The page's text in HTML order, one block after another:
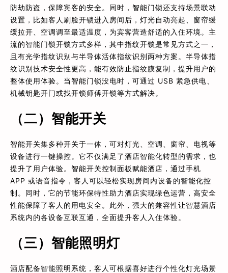
防劫防盗，保障宾客的安全。同时，智能门锁还支持场景联动
设置，比如客人刷脸开锁进入房间后，灯光自动亮起、窗帘缓
缓拉开、空调调至最适温度，为宾客营造舒适的入住环境。主
流的智能门锁开锁方式多样，其中指纹开锁是常见方式之一，
且有光学指纹识别与半导体活体指纹识别两种方案。半导体指
纹识别技术安全性更高，能有效防止指纹膜复制，提升用户的
整体使用体验。当智能门锁没电时，可通过 USB 紧急供电、
机械钥匙开门或找开锁师傅开锁等方式解决。
（二）智能开关
智能开关集多种开关于一体，可对灯光、空调、窗帘、电视等
设备进行一键操控。它不仅满足了酒店智能化转型的需求，也
提升了用户体验。智能开关控制面板赋能酒店，通过手机
APP 或语音指令，客人可以轻松实现房间内设备的智能化控
制。同时，它的节能环保特性助力酒店实现绿色运营，高安全
性能保障了客人的用电安全。此外，强大的兼容性让智慧酒店
系统内的各设备互联互通，全面提升客人入住体验。
（三）智能照明灯
酒店配备智能照明系统，客人可根据喜好进行个性化灯光场景